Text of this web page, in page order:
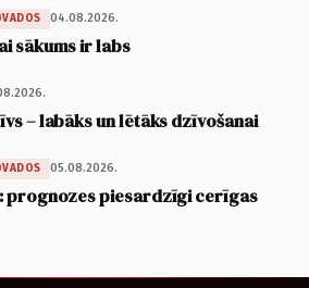
04.08.2026.
sākums ir labs
– labāks un lētāks dzīvošanai
05.08.2026.
prognozes piesardzīgi cerīgas